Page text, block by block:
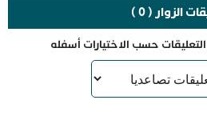
الزوار ( 0 )
حسب الاختيارات أسفله